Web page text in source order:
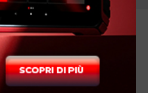
con avaria codice c1206
elettrico) nel quadro strumenti
esp accesa. Avete consigli in